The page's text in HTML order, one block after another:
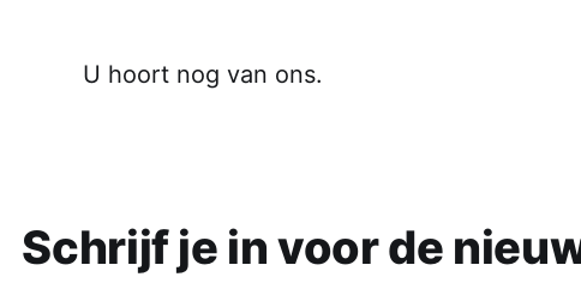
U hoort nog van ons.
Schrijf je in voor de